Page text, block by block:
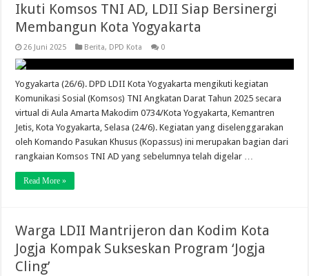
Ikuti Komsos TNI AD, LDII Siap Bersinergi
Membangun Kota Yogyakarta
26 Juni 2025 Berita, DPD Kota 0
Yogyakarta (26/6). DPD LDII Kota Yogyakarta mengikuti kegiatan
Komunikasi Sosial (Komsos) TNI Angkatan Darat Tahun 2025 secara
virtual di Aula Amarta Makodim 0734/Kota Yogyakarta, Kemantren
Jetis, Kota Yogyakarta, Selasa (24/6). Kegiatan yang diselenggarakan
oleh Komando Pasukan Khusus (Kopassus) ini merupakan bagian dari
rangkaian Komsos TNI AD yang sebelumnya telah digelar …
Read More »
Warga LDII Mantrijeron dan Kodim Kota
Jogja Kompak Sukseskan Program ‘Jogja
Cling’